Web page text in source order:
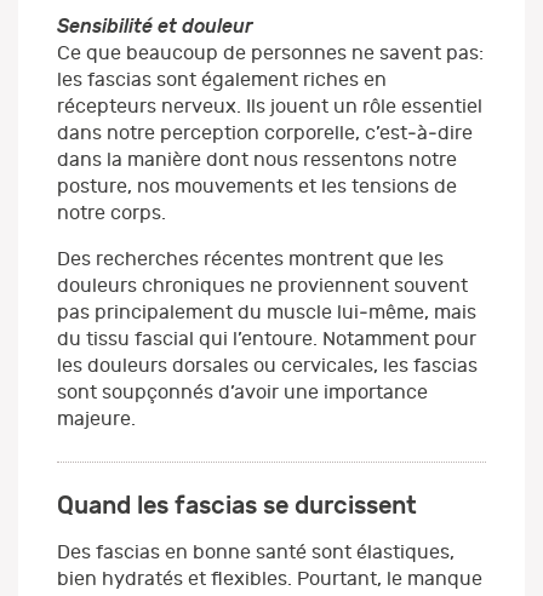
Sensibilité et douleur
Ce que beaucoup de personnes ne savent pas:
les fascias sont également riches en
récepteurs nerveux. Ils jouent un rôle essentiel
dans notre perception corporelle, c’est‑à‑dire
dans la manière dont nous ressentons notre
posture, nos mouvements et les tensions de
notre corps.
Des recherches récentes montrent que les
douleurs chroniques ne proviennent souvent
pas principalement du muscle lui‑même, mais
du tissu fascial qui l’entoure. Notamment pour
les douleurs dorsales ou cervicales, les fascias
sont soupçonnés d’avoir une importance
majeure.
Quand les fascias se durcissent
Des fascias en bonne santé sont élastiques,
bien hydratés et flexibles. Pourtant, le manque